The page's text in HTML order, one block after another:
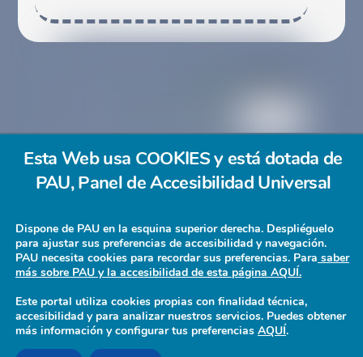
POLÍTICA DE COOKIES
CONTACTO
@2026CERMI CV , Comité de entidades representantes
Valenciana.
Pagina realizada porWeb InclusivadeNefergalia, SL
Esta Web usa COOKIES y está dotada de
PAU, Panel de Accesibilidad Universal
Dispone de PAU en la esquina superior derecha. Despliéguelo
para ajustar sus preferencias de accesibilidad y navegación.
PAU necesita cookies para recordar sus preferencias. Para saber
más sobre PAU y la accesibilidad de esta página AQUÍ.
Este portal utiliza cookies propias con finalidad técnica,
accesibilidad y para analizar nuestros servicios. Puedes obtener
más información y configurar tus preferencias AQUÍ.